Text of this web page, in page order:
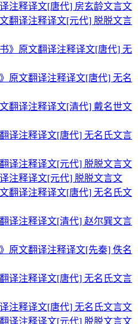
注释译文[唐代] 房玄龄文言文
翻译注释译文[元代] 脱脱文言
》原文翻译注释译文[唐代] 无
原文翻译注释译文[唐代] 无名
翻译注释译文[清代] 戴名世文
译注释译文[唐代] 无名氏文言
译注释译文[元代] 脱脱文言文
注释译文[元代] 脱脱文言文
翻译注释译文[唐代] 无名氏文
译注释译文[清代] 赵尔巽文言
原文翻译注释译文[先秦] 佚名
译注释译文[唐代] 无名氏文言
注释译文[唐代] 无名氏文言文
译注释译文[元代] 脱脱文言文